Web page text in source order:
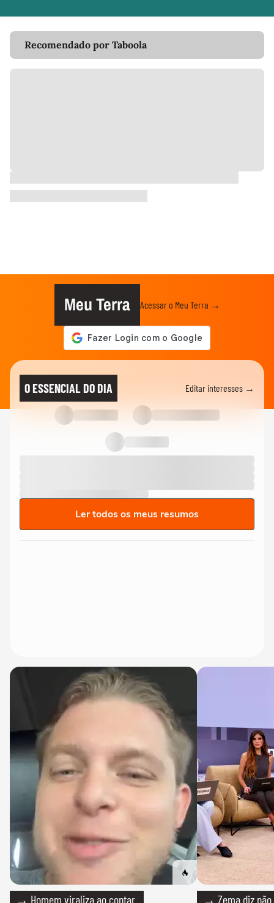
Recomendado por Taboola
Meu Terra Acessar o Meu Terra →
O ESSENCIAL DO DIA Editar interesses →
Ler todos os meus resumos
→ Homem viraliza ao contar → Zema diz